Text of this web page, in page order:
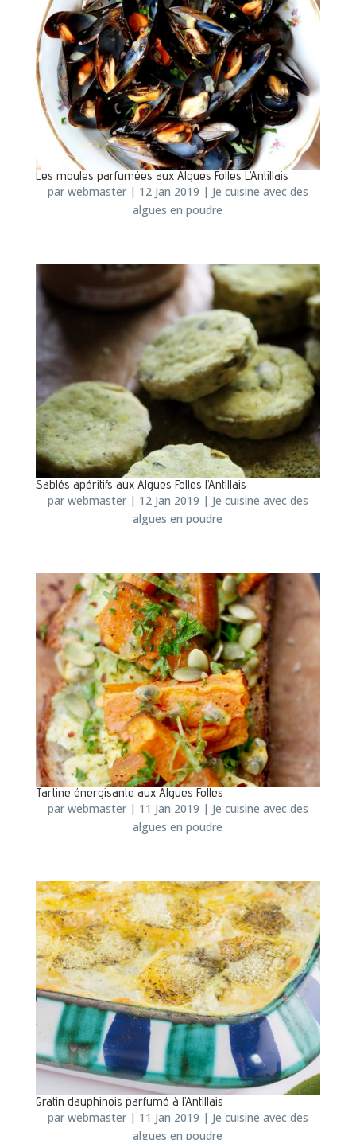
Les moules parfumées aux Algues Folles L’Antillais
par webmaster| 12 Jan 2019 | Je cuisine avec des
algues en poudre
Sablés apéritifs aux Algues Folles l’Antillais
par webmaster| 12 Jan 2019 | Je cuisine avec des
algues en poudre
Tartine énergisante aux Algues Folles
par webmaster| 11 Jan 2019 | Je cuisine avec des
algues en poudre
Gratin dauphinois parfumé à l’Antillais
par webmaster| 11 Jan 2019 | Je cuisine avec des
algues en poudre